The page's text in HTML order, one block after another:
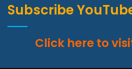
Subscribe
Click here to